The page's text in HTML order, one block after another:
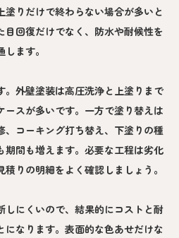
塗りだけで終わらない場合が多いと
回復だけでなく、防水や耐候性を
ます。
。外壁塗装は高圧洗浄と上塗りまで
ースが多いです。一方で塗り替えは
、コーキング打ち替え、下塗りの種
期間も増えます。必要な工程は劣化
りの明細をよく確認しましょう。
しにくいので、結果的にコストと耐
になります。表面的な色あせだけな